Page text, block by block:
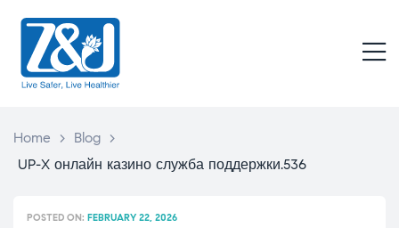
Home > Blog >
UP-X онлайн казино служба поддержки.536
POSTED ON: FEBRUARY 22, 2026